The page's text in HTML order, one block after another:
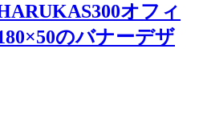
オフィ
のバナーデザ